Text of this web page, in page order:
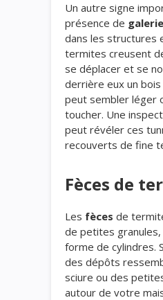
Un autre signe
présence de
dans les structures
termites creusent
se déplacer et se
derrière eux un
peut sembler léger
toucher. Une
peut révéler ces
recouverts de fine
Fèces de
Les fèces de
de petites
forme de cylindres.
des dépôts
sciure ou des
autour de votre